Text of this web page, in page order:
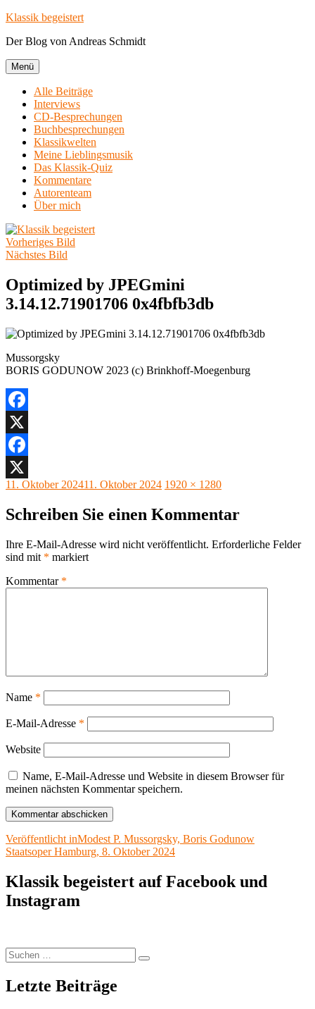
Zum
springen
Klassik begeistert
Der Blog von Andreas Schmidt
Menü
Alle Beiträge
Interviews
CD-Besprechungen
Buchbesprechungen
Klassikwelten
Meine Lieblingsmusik
Das Klassik-Quiz
Kommentare
Autorenteam
Über mich
Vorheriges Bild
Nächstes Bild
Optimized by JPEGmini
3.14.12.71901706 0x4fbfb3db
Mussorgsky
BORIS GODUNOW 2023 (c) Brinkhoff-Moegenburg
Facebook
X
Facebook
X
Veröffentlicht
11. Oktober 202411. Oktober 2024 Originalgröße
1920 × 1280
Schreiben Sie einen Kommentar
Ihre E-Mail-Adresse wird nicht veröffentlicht. Erforderliche Felder
sind mit * markiert
Kommentar *
Name *
E-Mail-Adresse *
Website
Name, E-Mail-Adresse und Website in diesem Browser für
meinen nächsten Kommentar speichern.
Beitragsnavigation
Veröffentlicht inModest P. Mussorgsky, Boris Godunow
Staatsoper Hamburg, 8. Oktober 2024
Klassik begeistert auf Facebook und
Instagram
Suchen
nach:
Suchen
Letzte Beiträge